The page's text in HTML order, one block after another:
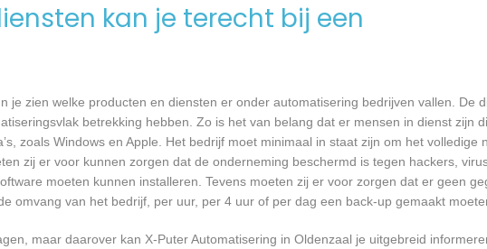
kan je terecht bij een
je zien welke producten en diensten er onder automatisering bedrijven vallen. De
betrekking hebben. Zo is het van belang dat er mensen in dienst zijn
zoals Windows en Apple. Het bedrijf moet minimaal in staat zijn om het volledige
zij er voor kunnen zorgen dat de onderneming beschermd is tegen hackers,
moeten kunnen installeren. Tevens moeten zij er voor zorgen dat er geen
omvang van het bedrijf, per uur, per 4 uur of per dag een back-up gemaakt
maar daarover kan X-Puter Automatisering in Oldenzaal je uitgebreid